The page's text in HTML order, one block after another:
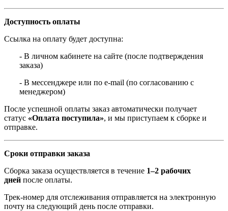
Доступность оплаты
Ссылка на оплату будет доступна:
- В личном кабинете на сайте (после подтверждения
заказа)
- В мессенджере или по e-mail (по согласованию с
менеджером)
После успешной оплаты заказ автоматически получает
статус «Оплата поступила», и мы приступаем к сборке и
отправке.
Сроки отправки заказа
Сборка заказа осуществляется в течение 1–2 рабочих
дней после оплаты.
Трек-номер для отслеживания отправляется на электронную
почту на следующий день после отправки.